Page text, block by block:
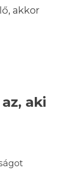
akkor
aki